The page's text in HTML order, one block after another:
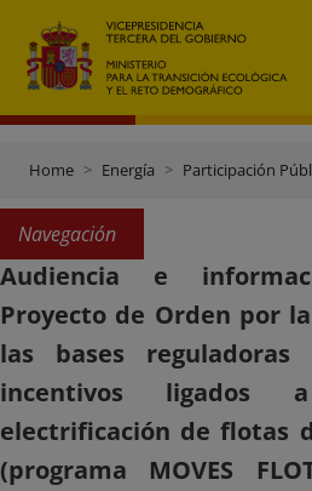
Home Energía Participación
Navegación
Audiencia e
Proyecto de Orden por
las bases
incentivos ligados
electrificación de flotas
(programa MOVES